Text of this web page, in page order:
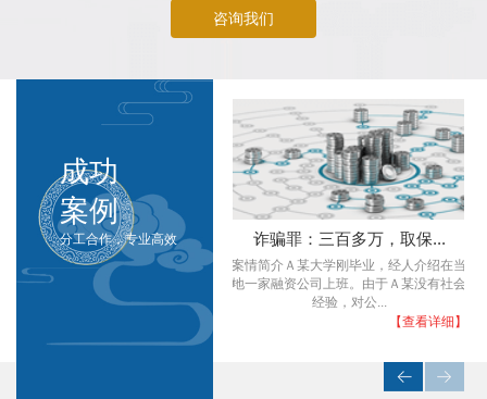
咨询我们
成功
案例
分工合作，专业高效
强奸罪：轮奸，取保，撤...
根据被害人小丽(化名)的笔录，张三等人
胁迫她强行在酒店开房发生性关系，人单
势薄的她在...
【查看详细】
诈骗罪：三百多万，取保...
案情简介Ａ某大学刚毕业，经人介绍在当
地一家融资公司上班。由于Ａ某没有社会
经验，对公...
【查看详细】